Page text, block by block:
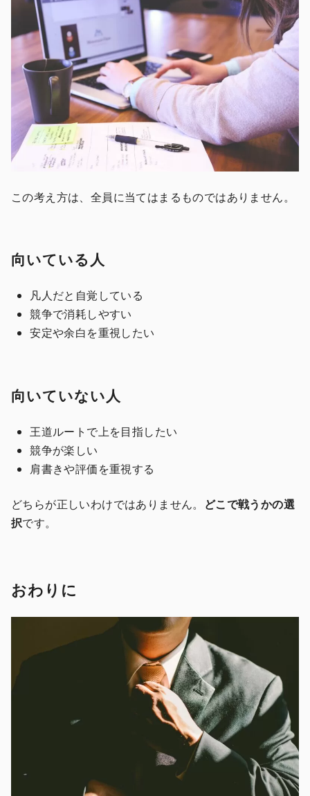
この考え方は、全員に当てはまるものではありません。
向いている人
凡人だと自覚している
競争で消耗しやすい
安定や余白を重視したい
向いていない人
王道ルートで上を目指したい
競争が楽しい
肩書きや評価を重視する
どちらが正しいわけではありません。 どこで戦うかの選
択です。
おわりに